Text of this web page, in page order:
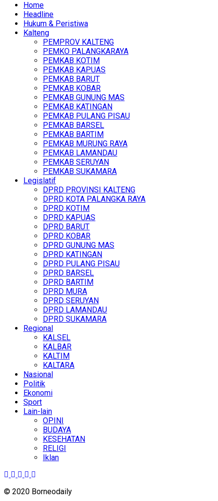
Home
Headline
Hukum & Peristiwa
Kalteng
PEMPROV KALTENG
PEMKO PALANGKARAYA
PEMKAB KOTIM
PEMKAB KAPUAS
PEMKAB BARUT
PEMKAB KOBAR
PEMKAB GUNUNG MAS
PEMKAB KATINGAN
PEMKAB PULANG PISAU
PEMKAB BARSEL
PEMKAB BARTIM
PEMKAB MURUNG RAYA
PEMKAB LAMANDAU
PEMKAB SERUYAN
PEMKAB SUKAMARA
Legislatif
DPRD PROVINSI KALTENG
DPRD KOTA PALANGKA RAYA
DPRD KOTIM
DPRD KAPUAS
DPRD BARUT
DPRD KOBAR
DPRD GUNUNG MAS
DPRD KATINGAN
DPRD PULANG PISAU
DPRD BARSEL
DPRD BARTIM
DPRD MURA
DPRD SERUYAN
DPRD LAMANDAU
DPRD SUKAMARA
Regional
KALSEL
KALBAR
KALTIM
KALTARA
Nasional
Politik
Ekonomi
Sport
Lain-lain
OPINI
BUDAYA
KESEHATAN
RELIGI
Iklan
© 2020 Borneodaily